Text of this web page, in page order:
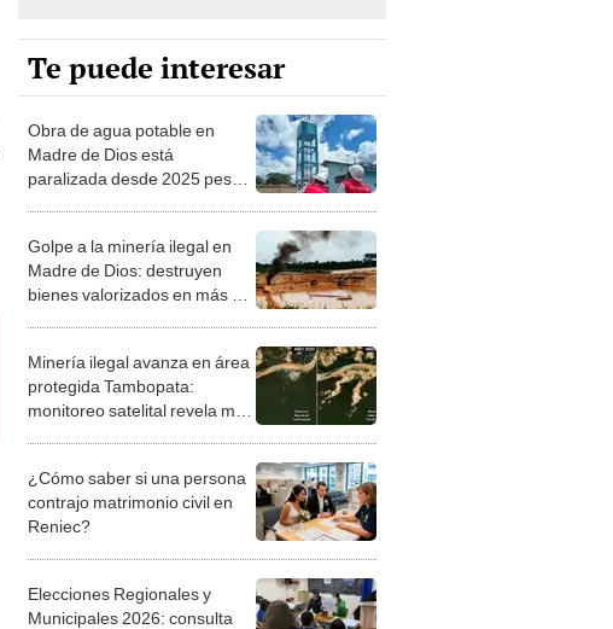
Te puede interesar
Obra de agua potable en
Madre de Dios está
paralizada desde 2025 pese a
Golpe a la minería ilegal en
Madre de Dios: destruyen
bienes valorizados en más de
Minería ilegal avanza en área
protegida Tambopata:
monitoreo satelital revela más
¿Cómo saber si una persona
contrajo matrimonio civil en
Reniec?
Elecciones Regionales y
Municipales 2026: consulta